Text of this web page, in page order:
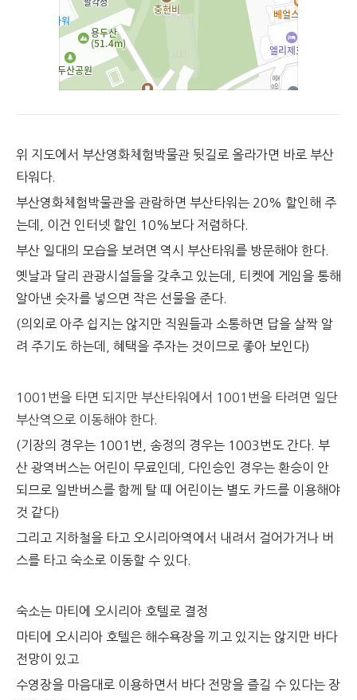
위 지도에서 부산영화체험박물관 뒷길로 올라가면 바로 부산
타워다.
부산영화체험박물관을 관람하면 부산타워는 20% 할인해 주
는데, 이건 인터넷 할인 10%보다 저렴하다.
부산 일대의 모습을 보려면 역시 부산타워를 방문해야 한다.
옛날과 달리 관광시설들을 갖추고 있는데, 티켓에 게임을 통해
알아낸 숫자를 넣으면 작은 선물을 준다.
(의외로 아주 쉽지는 않지만 직원들과 소통하면 답을 살짝 알
려 주기도 하는데, 혜택을 주자는 것이므로 좋아 보인다)
1001번을 타면 되지만 부산타워에서 1001번을 타려면 일단
부산역으로 이동해야 한다.
(기장의 경우는 1001번, 송정의 경우는 1003번도 간다. 부
산 광역버스는 어린이 무료인데, 다인승인 경우는 환승이 안
되므로 일반버스를 함께 탈 때 어린이는 별도 카드를 이용해야
것 같다)
그리고 지하철을 타고 오시리아역에서 내려서 걸어가거나 버
스를 타고 숙소로 이동할 수 있다.
숙소는 마티에 오시리아 호텔로 결정
마티에 오시리아 호텔은 해수욕장을 끼고 있지는 않지만 바다
전망이 있고
수영장을 마음대로 이용하면서 바다 전망을 즐길 수 있다는 장